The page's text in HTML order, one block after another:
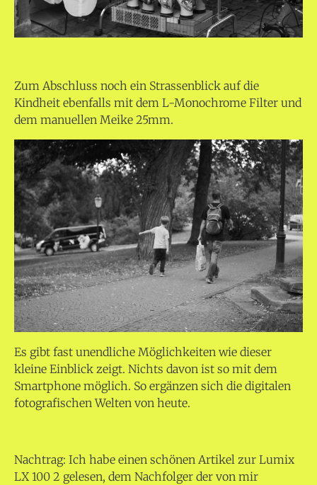
Zum Abschluss noch ein Strassenblick auf die
Kindheit ebenfalls mit dem L-Monochrome Filter und
dem manuellen Meike 25mm.
Es gibt fast unendliche Möglichkeiten wie dieser
kleine Einblick zeigt. Nichts davon ist so mit dem
Smartphone möglich. So ergänzen sich die digitalen
fotografischen Welten von heute.
Nachtrag: Ich habe einen schönen Artikel zur Lumix
LX 100 2 gelesen, dem Nachfolger der von mir